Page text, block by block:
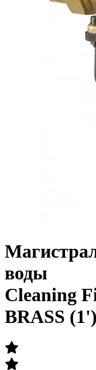
воды
Cleaning
BRASS (1')